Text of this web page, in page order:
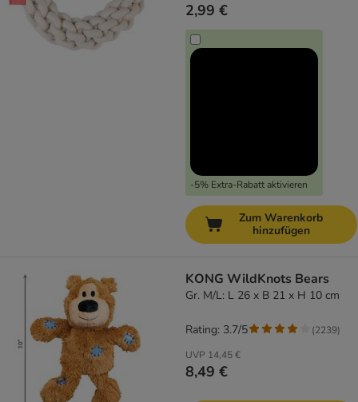
2,99 €
-5% Extra-Rabatt aktivieren
Zum Warenkorb
hinzufügen
KONG WildKnots Bears
Gr. M/L: L 26 x B 21 x H 10 cm
UVP 14,45 €
8,49 €
Rating: 3.7/5 (2239)